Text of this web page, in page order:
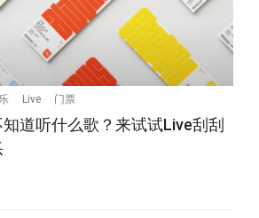
Live 门票
知道听什么歌？来试试Live刮刮